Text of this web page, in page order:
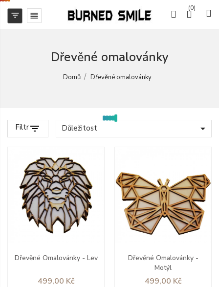
(0)
 
Dřevěné omalovánky
Domů Dřevěné omalovánky
Filtrfilter_list Důležitost 
Dřevěné Omalovánky - Lev
Cena
499,00 Kč
Dřevěné Omalovánky -
Motýl
Cena
499,00 Kč